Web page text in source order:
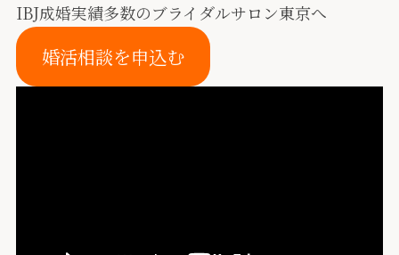
IBJ成婚実績多数のブライダルサロン東京へ
婚活相談を申込む